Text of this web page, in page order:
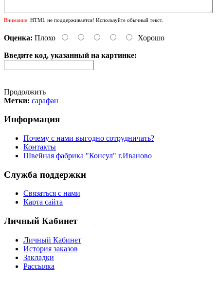
Внимание: HTML не поддерживается! Используйте обычный текст.
Оценка: Плохо Хорошо
Введите код, указанный на картинке:
Продолжить
Метки: сарафан
Информация
Почему с нами выгодно сотрудничать?
Контакты
Швейная фабрика "Консул" г.Иваново
Служба поддержки
Связаться с нами
Карта сайта
Личный Кабинет
Личный Кабинет
История заказов
Закладки
Рассылка